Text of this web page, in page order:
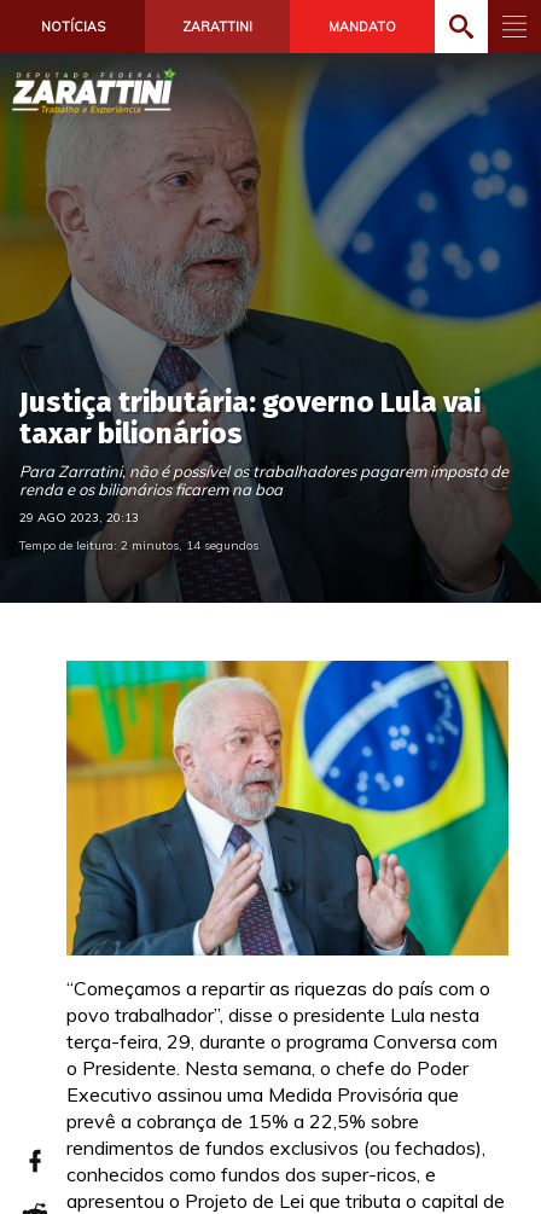
NOTÍCIAS ZARATTINI MANDATO
Justiça tributária: governo Lula vai
taxar bilionários
Para Zarratini, não é possível os trabalhadores pagarem imposto de
renda e os bilionários ficarem na boa
29 AGO 2023, 20:13
Tempo de leitura: 2 minutos, 14 segundos
“Começamos a repartir as riquezas do país com o
povo trabalhador”, disse o presidente Lula nesta
terça-feira, 29, durante o programa Conversa com
o Presidente. Nesta semana, o chefe do Poder
Executivo assinou uma Medida Provisória que
prevê a cobrança de 15% a 22,5% sobre
rendimentos de fundos exclusivos (ou fechados),
conhecidos como fundos dos super-ricos, e
apresentou o Projeto de Lei que tributa o capital de